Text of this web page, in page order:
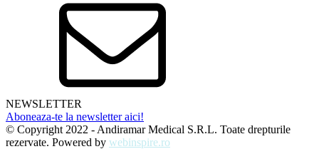
NEWSLETTER
Aboneaza-te la newsletter aici!
© Copyright 2022 - Andiramar Medical S.R.L. Toate drepturile
rezervate. Powered by webinspire.ro